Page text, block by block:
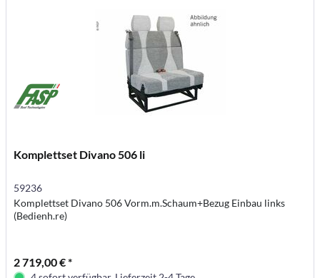
Komplettset Divano 506 li
59236
Komplettset Divano 506 Vorm.m.Schaum+Bezug Einbau links
(Bedienh.re)
2 719,00 € *